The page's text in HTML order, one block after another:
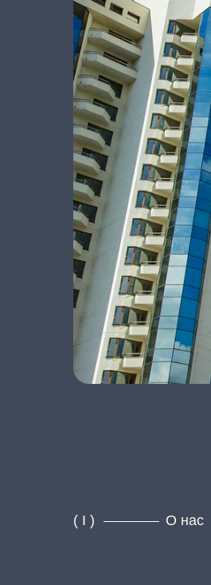
( I ) О нас